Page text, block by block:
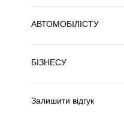
АВТОМОБІЛІСТУ
БІЗНЕСУ
Залишити відгук